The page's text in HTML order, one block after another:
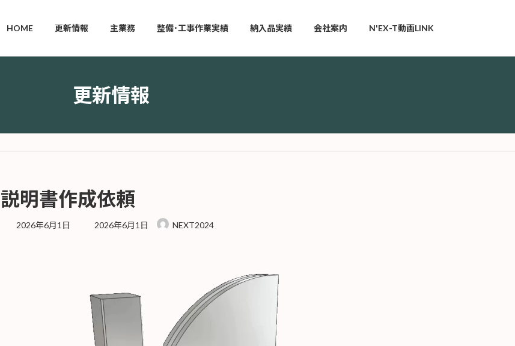
HOME 更新情報 主業務 整備･工事作業実績 納入品実績 会社案内 N'EX-T動画LINK
更新情報
説明書作成依頼
2026年6月1日
最
:
2026年6月1日 NEXT2024